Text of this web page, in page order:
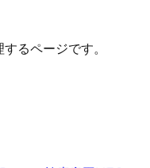
るページです。